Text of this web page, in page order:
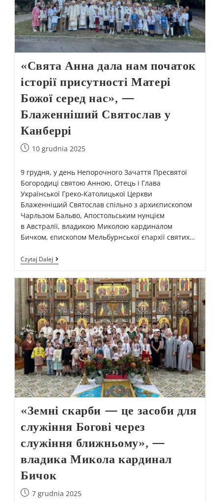
«Свята Анна дала нам початок
історії присутності Матері
Божої серед нас», —
Блаженніший Святослав у
Канберрі
10 grudnia 2025
9 грудня, у день Непорочного Зачаття Пресвятої
Богородиці святою Анною, Отець і Глава
Української Греко-Католицької Церкви
Блаженніший Святослав спільно з архиєпископом
Чарльзом Бальво, Апостольським нунцієм
в Австралії, владикою Миколою кардиналом
Бичком, єпископом Мельбурнської єпархії святих…
Czytaj Dalej
«Земні скарби — це засоби для
служіння Богові через
служіння ближньому», —
владика Микола кардинал
Бичок
7 grudnia 2025